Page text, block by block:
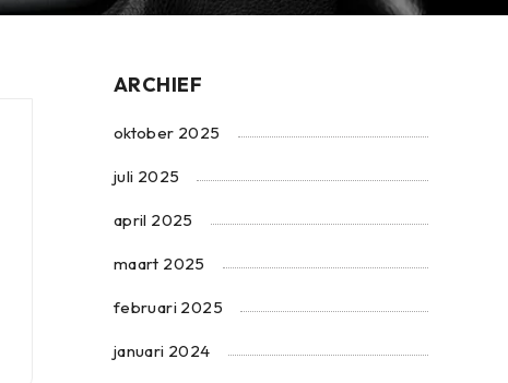
ARCHIEF
oktober 2025
juli 2025
april 2025
maart 2025
februari 2025
januari 2024